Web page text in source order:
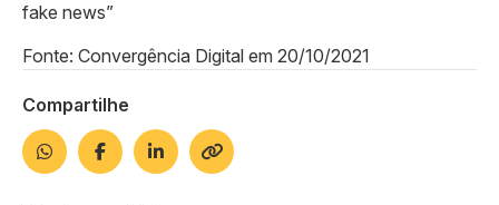
fake news”
Fonte: Convergência Digital em 20/10/2021
Compartilhe